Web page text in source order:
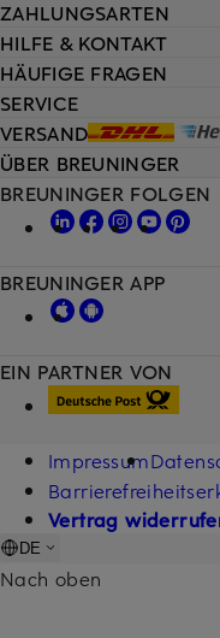
HILFE & KONTAKT
HÄUFIGE FRAGEN
SERVICE
VERSAND
ZAHLUNGSARTEN
ÜBER BREUNINGER
EIN PARTNER VON
BREUNINGER FOLGEN
BREUNINGER APP
Impressum
Vertrag
DE
Nach oben